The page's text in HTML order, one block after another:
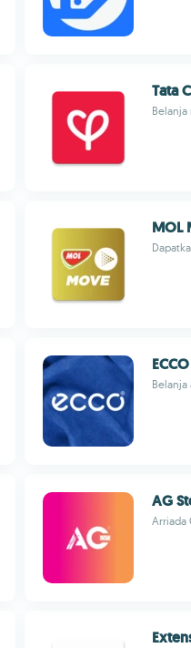
Tata
Belanja
MOL
Belanja
AG
Arriada